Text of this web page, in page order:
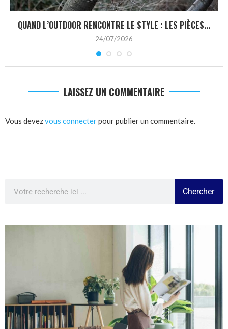
QUAND L’OUTDOOR RENCONTRE LE STYLE : LES PIÈCES...
24/07/2026
LAISSEZ UN COMMENTAIRE
Vous devezvous connecterpour publier un commentaire.
Chercher